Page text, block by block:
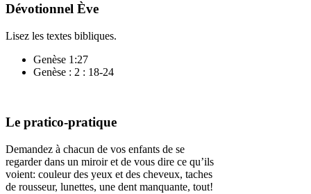
Dévotionnel Ève
Lisez les textes bibliques.
Genèse 1:27
Genèse : 2 : 18-24
Le pratico-pratique
Demandez à chacun de vos enfants de se
regarder dans un miroir et de vous dire ce qu’ils
voient: couleur des yeux et des cheveux, taches
de rousseur, lunettes, une dent manquante, tout!